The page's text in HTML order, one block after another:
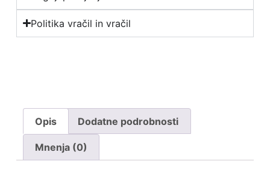
Politika vračil in vračil
Opis Dodatne podrobnosti
Mnenja (0)